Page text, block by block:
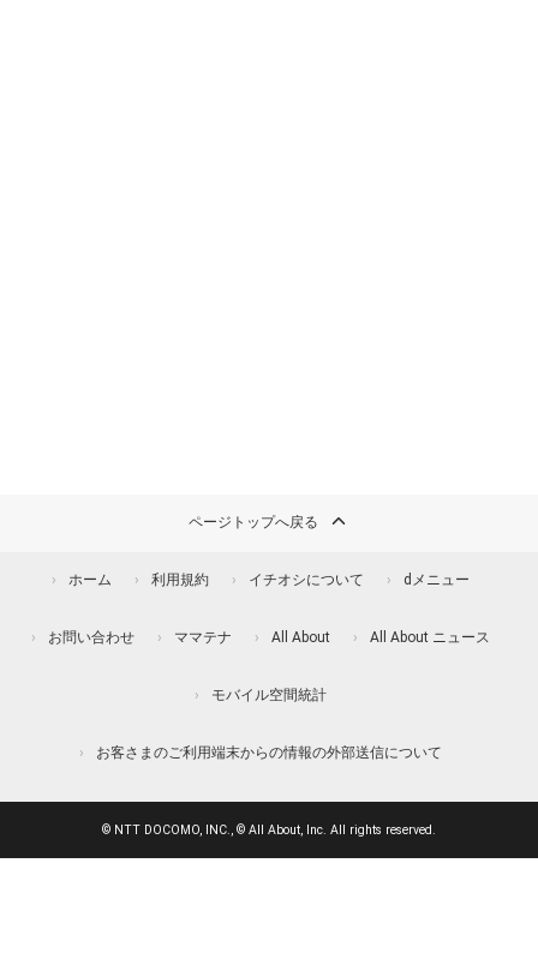
ページトップへ戻る
ホーム 利用規約 イチオシについて dメニュー
お問い合わせ ママテナ All About All About ニュース
モバイル空間統計
お客さまのご利用端末からの情報の外部送信について
© NTT DOCOMO, INC., © All About, Inc. All rights reserved.